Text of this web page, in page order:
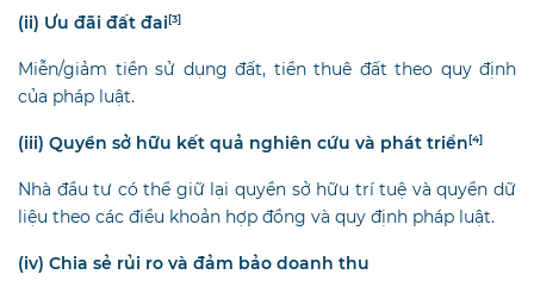
(ii) Ưu đãi đất đai [3]
Miễn/giảm tiền sử dụng đất, tiền thuê đất theo quy định
của pháp luật.
(iii) Quyền sở hữu kết quả nghiên cứu và phát triển [4]
Nhà đầu tư có thể giữ lại quyền sở hữu trí tuệ và quyền dữ
liệu theo các điều khoản hợp đồng và quy định pháp luật.
(iv) Chia sẻ rủi ro và đảm bảo doanh thu